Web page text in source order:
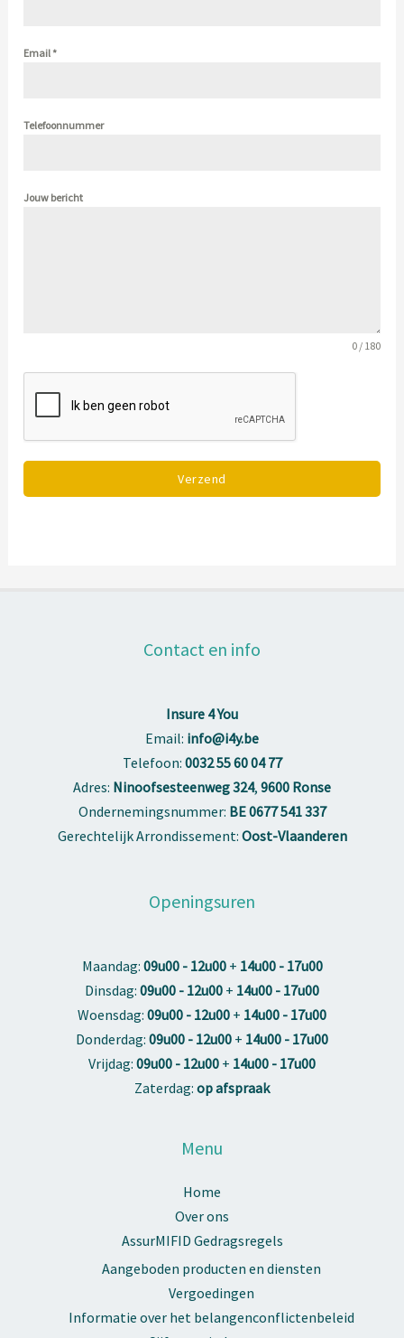
Email *
Telefoonnummer
Jouw bericht
0 / 180
Verzend
Contact en info
Insure 4 You
Email: info@i4y.be
Telefoon: 0032 55 60 04 77
Adres: Ninoofsesteenweg 324, 9600 Ronse
Ondernemingsnummer: BE 0677 541 337
Gerechtelijk Arrondissement: Oost-Vlaanderen
Openingsuren
Maandag: 09u00 - 12u00+ 14u00 - 17u00
Dinsdag: 09u00 - 12u00 + 14u00 - 17u00
Woensdag: 09u00 - 12u00 + 14u00 - 17u00
Donderdag: 09u00 - 12u00 + 14u00 - 17u00
Vrijdag: 09u00 - 12u00 + 14u00 - 17u00
Zaterdag: op afspraak
Menu
Home
Over ons
AssurMIFID Gedragsregels
Aangeboden producten en diensten
Vergoedingen
Informatie over het belangenconflictenbeleid